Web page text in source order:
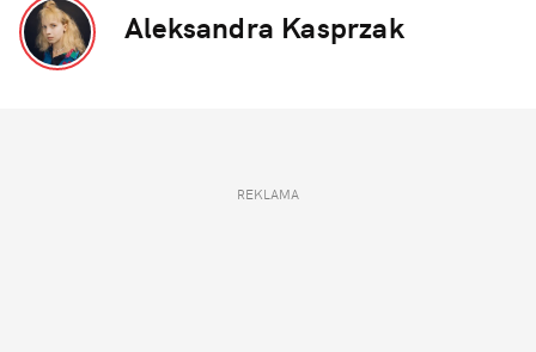
Aleksandra Kasprzak
REKLAMA